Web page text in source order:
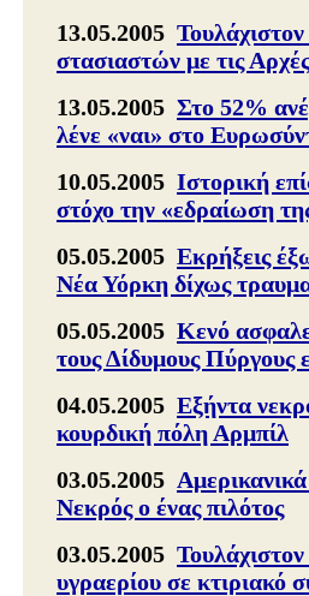
13.05.2005
στασιαστών με τις
13.05.2005 Στο 52%
λένε «ναι» στο
10.05.2005 Ιστορική
στόχο την «εδραίωση
05.05.2005 Εκρήξεις
Νέα Υόρκη δίχως
05.05.2005 Κενό
τους Δίδυμους Πύργους
04.05.2005 Εξήντα
κουρδική πόλη Αρμπίλ
03.05.2005
Νεκρός ο ένας πιλότος
03.05.2005
υγραερίου σε κτιριακό